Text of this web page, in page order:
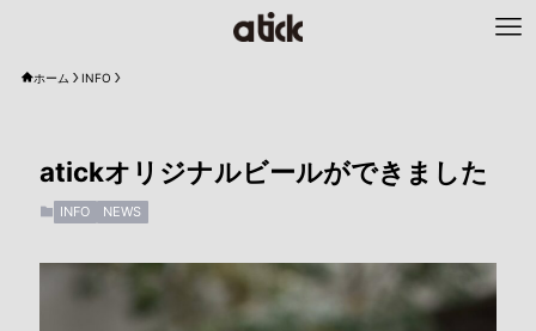
ホーム INFO
atickオリジナルビールができました
INFO NEWS